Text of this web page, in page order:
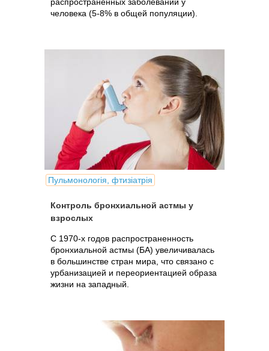
человека (5-8% в общей популяции).
Пульмонологія, фтизіатрія
Контроль бронхиальной астмы у
взрослых
С 1970-х годов распространенность
бронхиальной астмы (БА) увеличивалась
в большинстве стран мира, что связано с
урбанизацией и переориентацией образа
жизни на западный.